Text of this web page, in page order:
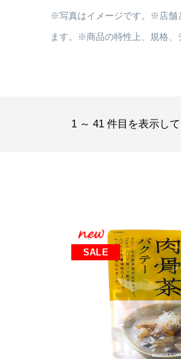
※写真はイメージです。※店舗
ます。※商品の特性上、規格、
1 ～ 41 件目を表示し
SALE